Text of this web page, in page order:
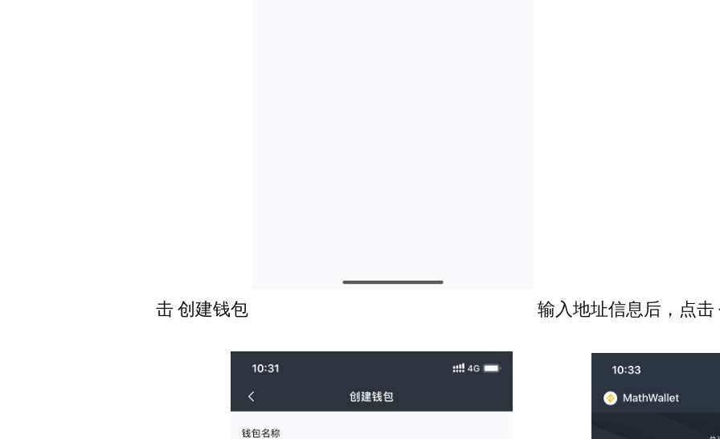
击 创建钱包 输入地址信息后，点